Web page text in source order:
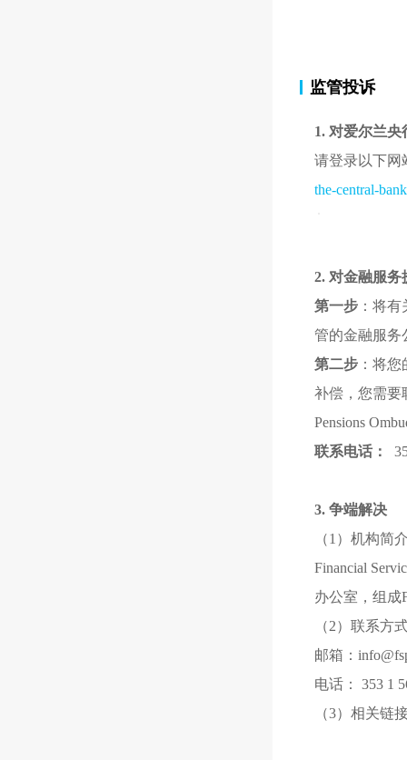
监管投诉
1. 对爱尔兰
请登录以下网
the-central-
2. 对金融服务
第一步 ：将
管的金融服务
第二步 ：将
补偿，您需要
Pensions
联系电话：
3. 争端解决
（1）机构简
Financial
办公室，组成
（2）联系方
邮箱：
电话： 353 1
（3）相关链